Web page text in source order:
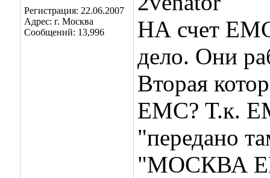
Регистрация: 22.06.2007
Адрес: г. Москва
Сообщений: 13,996
НА счет
дело. Они
Вторая
ЕМС? Т.к.
"передано
"МОСКВА